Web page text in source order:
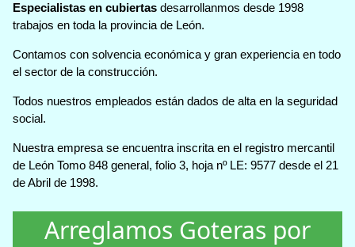
Especialistas en cubiertas desarrollanmos desde 1998
trabajos en toda la provincia de León.
Contamos con solvencia económica y gran experiencia en todo
el sector de la construcción.
Todos nuestros empleados están dados de alta en la seguridad
social.
Nuestra empresa se encuentra inscrita en el registro mercantil
de León Tomo 848 general, folio 3, hoja nº LE: 9577 desde el 21
de Abril de 1998.
Arreglamos Goteras por